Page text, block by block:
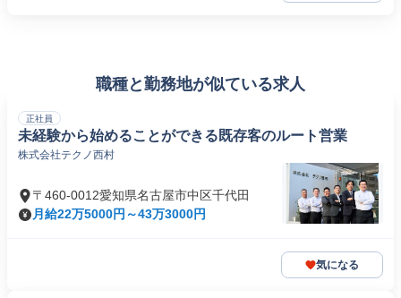
職種と勤務地が似ている求人
正社員
未経験から始めることができる既存客のルート営業
株式会社テクノ西村
〒460-0012愛知県名古屋市中区千代田
月給22万5000円～43万3000円
気になる